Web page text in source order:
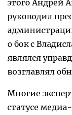
этого Андрей
руководил
о бок с
являлся
возглавлял
Многие
статусе